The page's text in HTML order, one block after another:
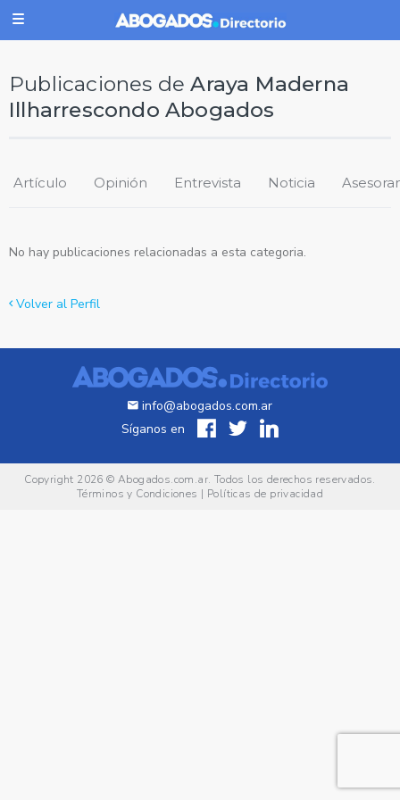
Publicaciones deAraya Maderna
Illharrescondo Abogados
Artículo Opinión Entrevista Noticia
No hay publicaciones relacionadas a esta categoria.
Volver al Perfil
info@abogados.com.ar
Síganos en
Copyright 2026 © Abogados.com.ar. Todos los derechos reservados.
Términos y Condiciones | Políticas de privacidad